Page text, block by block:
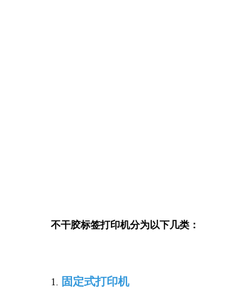
不干胶标签打印机分为以下几类：
1. 固定式打印机